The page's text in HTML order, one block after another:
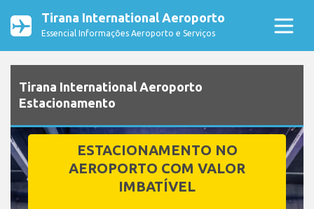
Tirana International Aeroporto
Essencial Informações Aeroporto e Serviços
Tirana International Aeroporto
Estacionamento
ESTACIONAMENTO NO
AEROPORTO COM VALOR
IMBATÍVEL